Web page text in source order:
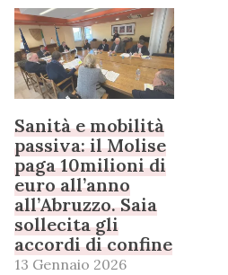
Sanità e mobilità
passiva: il Molise
paga 10milioni di
euro all’anno
all’Abruzzo. Saia
sollecita gli
accordi di confine
13 Gennaio 2026